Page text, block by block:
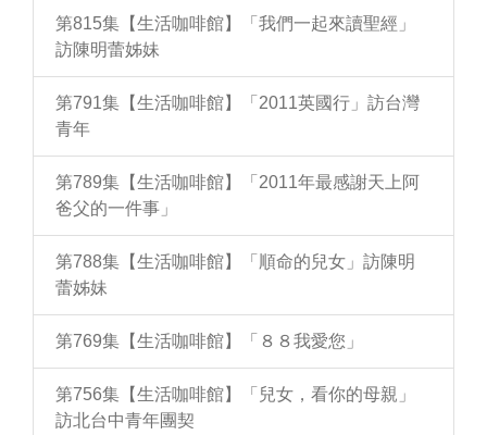
第815集【生活咖啡館】「我們一起來讀聖經」
訪陳明蕾姊妹
第791集【生活咖啡館】「2011英國行」訪台灣
青年
第789集【生活咖啡館】「2011年最感謝天上阿
爸父的一件事」
第788集【生活咖啡館】「順命的兒女」訪陳明
蕾姊妹
第769集【生活咖啡館】「８８我愛您」
第756集【生活咖啡館】「兒女，看你的母親」
訪北台中青年團契